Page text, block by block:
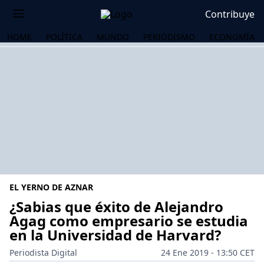
Contribuye
HOME POLÍTICA MUNDO PERIODISMO ECONOMÍA
EL YERNO DE AZNAR
¿Sabias que éxito de Alejandro
Agag como empresario se estudia
en la Universidad de Harvard?
Periodista Digital
24 Ene 2019 - 13:50 CET